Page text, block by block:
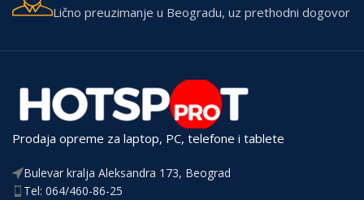
Lično preuzimanje u Beogradu, uz prethodni dogovor
Prodaja opreme za laptop, PC, telefone i tablete
Bulevar kralja Aleksandra 173, Beograd
Tel: 064/460-86-25